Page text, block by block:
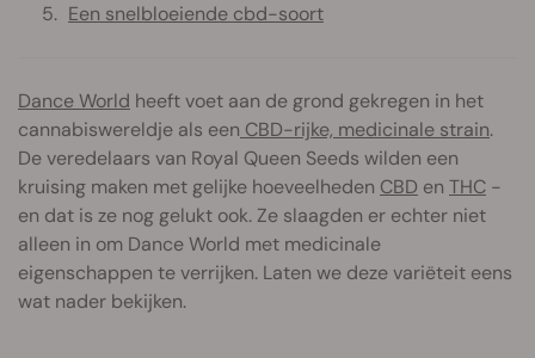
Een snelbloeiende cbd-soort
Dance World heeft voet aan de grond gekregen in het
cannabiswereldje als een CBD-rijke, medicinale strain.
De veredelaars van Royal Queen Seeds wilden een
kruising maken met gelijke hoeveelheden CBD en THC -
en dat is ze nog gelukt ook. Ze slaagden er echter niet
alleen in om Dance World met medicinale
eigenschappen te verrijken. Laten we deze variëteit eens
wat nader bekijken.